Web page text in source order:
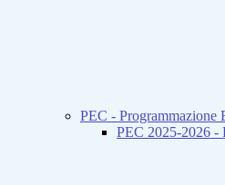
PEC - Programmazione
PEC 2025-2026 -